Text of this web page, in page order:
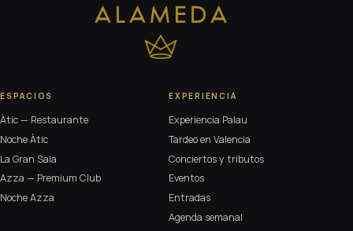
ESPACIOS
Àtic — Restaurante
Noche Àtic
La Gran Sala
Azza — Premium Club
Noche Azza
EXPERIENCIA
Experiencia Palau
Tardeo en Valencia
Conciertos y tributos
Eventos
Entradas
Agenda semanal